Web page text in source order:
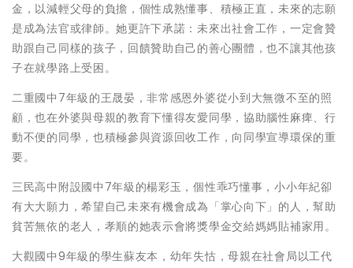
金，以減輕父母的負擔，個性成熟懂事、積極正直，未來的志願
是成為法官或律師。她更許下承諾：未來出社會工作，一定會贊
助跟自己同樣的孩子，回饋贊助自己的善心團體，也不讓其他孩
子在就學路上受困。
二重國中7年級的王晟晏，非常感恩外婆從小到大無微不至的照
顧，也在外婆與母親的教育下懂得友愛同學，協助腦性麻痺、行
動不便的同學，也積極參與資源回收工作，向同學宣導環保的重
要。
三民高中附設國中7年級的楊彩玉，個性乖巧懂事，小小年紀卻
有大大願力，希望自己未來有機會成為「掌心向下」的人，幫助
貧苦無依的老人，孝順的她表示會將獎學金交給媽媽貼補家用。
大觀國中9年級的學生蘇友本，幼年失怙，母親在社會局以工代